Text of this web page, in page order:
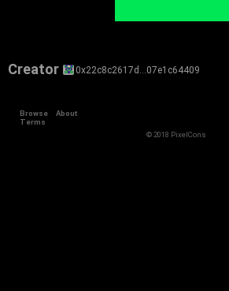
Creator 0x22c8c2617d…07e1c64409
Browse
About
Terms
© 2018 PixelCons